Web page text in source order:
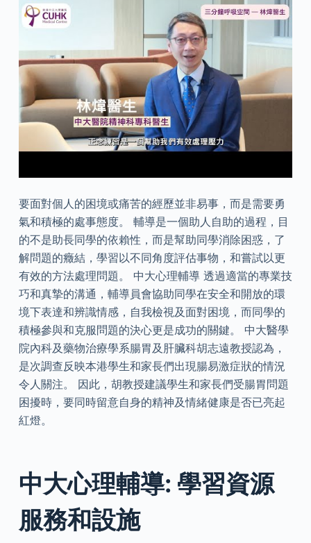
要面對個人的困境或痛苦的經歷並非易事，而是需要勇
氣和積極的處事態度。 輔導是一個助人自助的過程，目
的不是助長同學的依賴性，而是幫助同學消除困惑，了
解問題的癥結，學習以不同角度評估事物，和嘗試以更
有效的方法處理問題。 中大心理輔導 透過適當的專業技
巧和真摯的溝通，輔導員會協助同學在安全和開放的環
境下表達和辨識情感，自我檢視及面對困境，而同學的
積極參與和克服問題的決心更是成功的關鍵。 中大醫學
院內科及藥物治療學系腸胃及肝臟科胡志遠教授認為，
是次調查反映本港學生和家長們出現腸易激症狀的情況
令人關注。 因此，胡教授建議學生和家長們受腸胃問題
困擾時，要同時留意自身的精神及情緒健康是否已亮起
紅燈。
中大心理輔導: 學習資源
服務和設施